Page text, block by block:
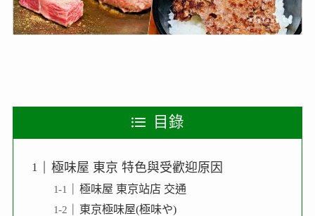
目錄
極味屋 東京 特色與受歡迎原因
極味屋 東京站店 交通
東京極味屋(極味や)